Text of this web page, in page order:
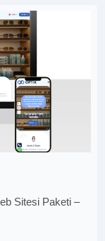
Sitesi Paketi –